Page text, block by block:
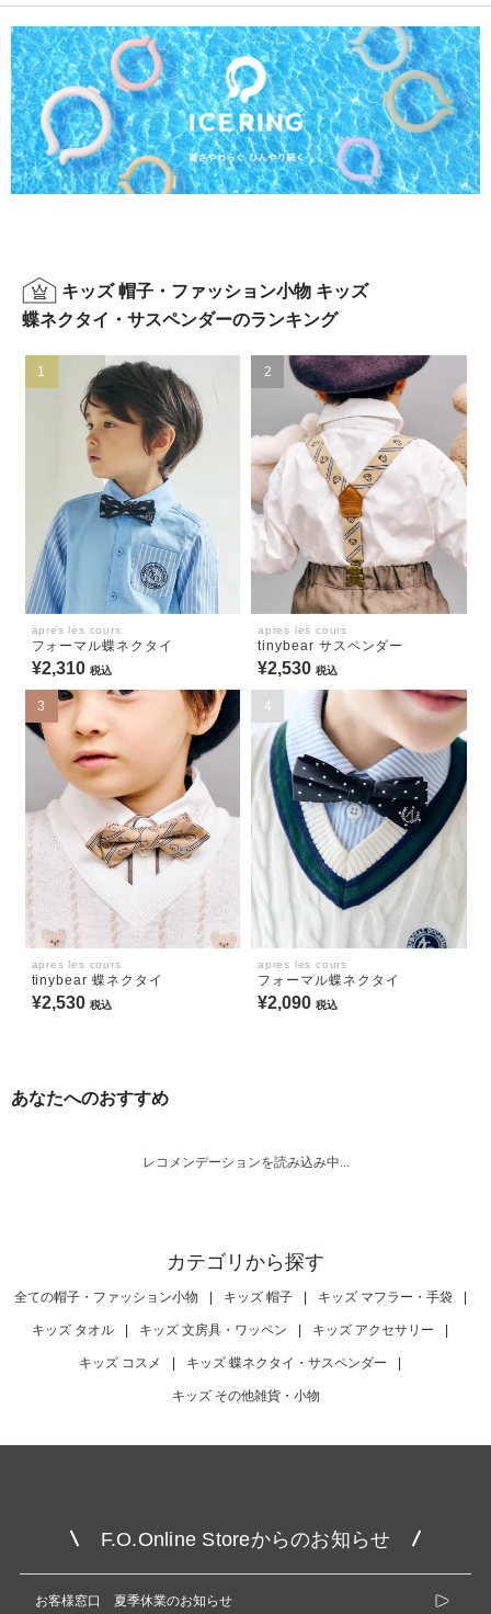
キッズ 帽子・ファッション小物 キッズ
蝶ネクタイ・サスペンダーのランキング
1
apres les cours
フォーマル蝶ネクタイ
¥2,310 税込
2
apres les cours
tinybear サスペンダー
¥2,530 税込
3
apres les cours
tinybear 蝶ネクタイ
¥2,530 税込
4
apres les cours
フォーマル蝶ネクタイ
¥2,090 税込
あなたへのおすすめ
レコメンデーションを読み込み中...
カテゴリから探す
全ての帽子・ファッション小物 キッズ 帽子 キッズ マフラー・手袋
キッズ タオル キッズ 文房具・ワッペン キッズ アクセサリー
キッズ コスメ キッズ 蝶ネクタイ・サスペンダー
キッズ その他雑貨・小物
F.O.Online Storeからのお知らせ
お客様窓口 夏季休業のお知らせ